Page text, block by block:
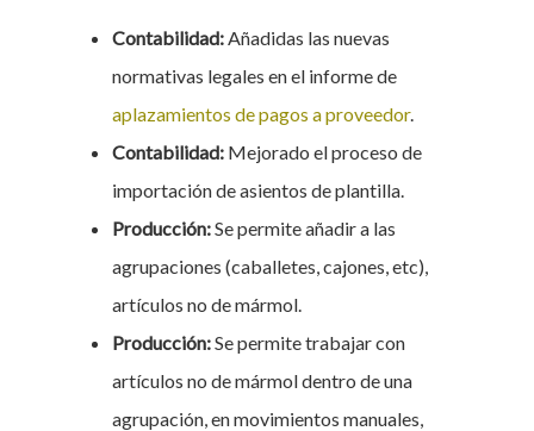
Contabilidad:Añadidas las nuevas
normativas legales en el informe de
aplazamientos de pagos a proveedor.
Contabilidad: Mejorado el proceso de
importación de asientos de plantilla.
Producción:Se permite añadir a las
agrupaciones (caballetes, cajones, etc),
artículos no de mármol.
Producción:Se permite trabajar con
artículos no de mármol dentro de una
agrupación, en movimientos manuales,